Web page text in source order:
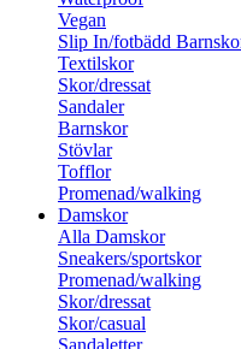
Vegan
Slip In/fotbädd
Textilskor
Skor/dressat
Sandaler
Barnskor
Stövlar
Tofflor
Promenad/walking
Damskor
Alla Damskor
Sneakers/sportskor
Promenad/walking
Skor/dressat
Skor/casual
Sandaletter